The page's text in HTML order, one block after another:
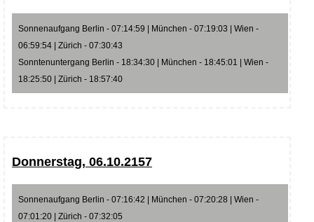
Sonnenaufgang Berlin - 07:14:59 | München - 07:19:03 | Wien -
06:59:54 | Zürich - 07:30:43
Sonntenuntergang Berlin - 18:34:30 | München - 18:45:01 | Wien -
18:25:50 | Zürich - 18:57:40
Donnerstag, 06.10.2157
Sonnenaufgang Berlin - 07:16:42 | München - 07:20:28 | Wien -
07:01:20 | Zürich - 07:32:05